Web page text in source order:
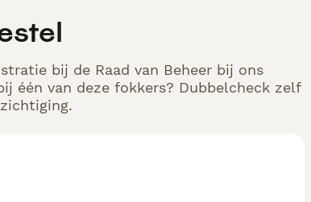
bij de Raad van Beheer bij ons
één van deze fokkers? Dubbelcheck zelf